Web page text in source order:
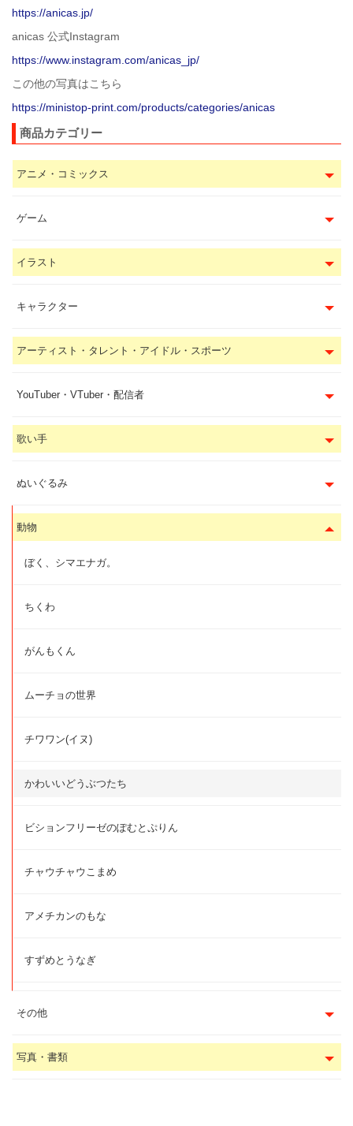
https://anicas.jp/
anicas 公式Instagram
https://www.instagram.com/anicas_jp/
この他の写真はこちら
https://ministop-print.com/products/categories/anicas
商品カテゴリー
アニメ・コミックス
ゲーム
イラスト
キャラクター
アーティスト・タレント・アイドル・スポーツ
YouTuber・VTuber・配信者
歌い手
ぬいぐるみ
動物
ぼく、シマエナガ。
ちくわ
がんもくん
ムーチョの世界
チワワン(イヌ)
かわいいどうぶつたち
ビションフリーゼのぽむとぷりん
チャウチャウこまめ
アメチカンのもな
すずめとうなぎ
その他
写真・書類